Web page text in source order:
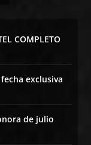
COMPLETO
exclusiva
de julio